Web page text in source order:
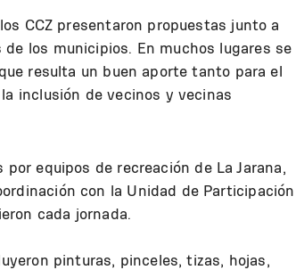
CCZ presentaron propuestas junto a
los municipios. En muchos lugares se
resulta un buen aporte tanto para el
inclusión de vecinos y vecinas
equipos de recreación de La Jarana,
con la Unidad de Participación
cada jornada.
pinturas, pinceles, tizas, hojas,